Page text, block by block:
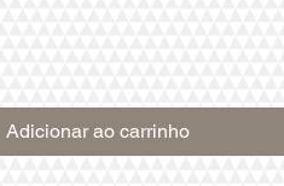
Adicionar ao carrinho